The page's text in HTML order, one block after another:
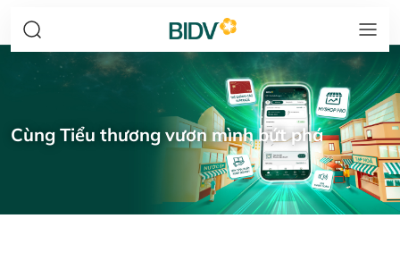
Cùng Tiểu thương vươn mình bứt phá